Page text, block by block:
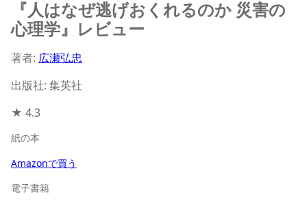
『人はなぜ逃げおくれるのか 災害の
心理学』レビュー
著者: 広瀬弘忠
出版社: 集英社
★ 4.3
紙の本
Amazonで買う
電子書籍